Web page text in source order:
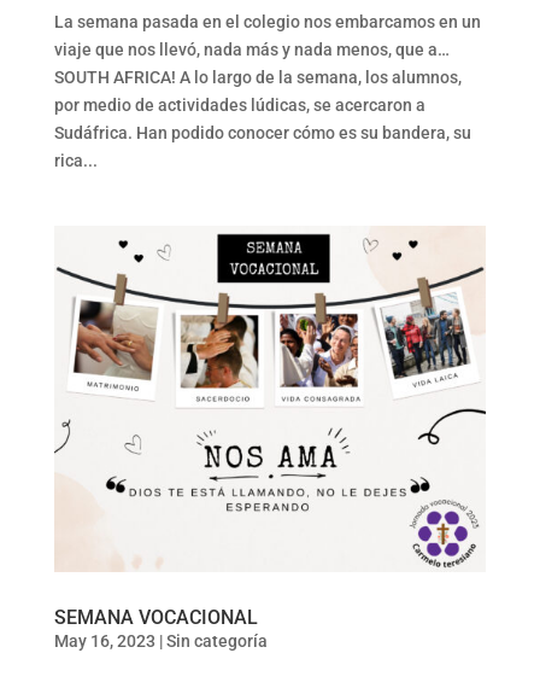
La semana pasada en el colegio nos embarcamos en un
viaje que nos llevó, nada más y nada menos, que a…
SOUTH AFRICA! A lo largo de la semana, los alumnos,
por medio de actividades lúdicas, se acercaron a
Sudáfrica. Han podido conocer cómo es su bandera, su
rica...
SEMANA VOCACIONAL
May 16, 2023 |Sin categoría